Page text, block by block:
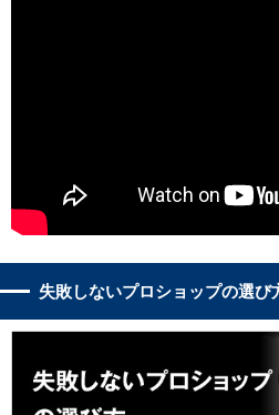
失敗しないプロショップの選び